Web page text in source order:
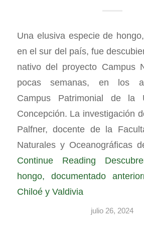
Una elusiva especie de
en el sur del país, fue
nativo del proyecto Campus
pocas semanas, en los
Campus Patrimonial de la
Concepción. La investigación
Palfner, docente de la
Naturales y Oceanográficas
Continue Reading
hongo, documentado
Chiloé y Valdivia
julio 26, 2024